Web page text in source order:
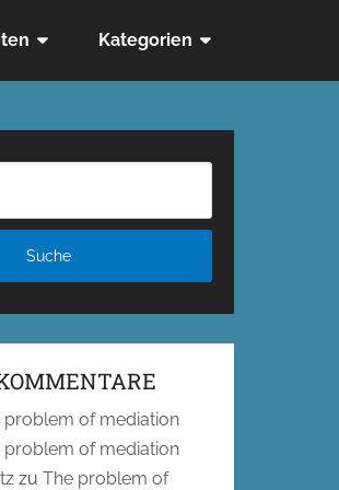
Kategorien
problem of mediation
problem of mediation
zuThe problem of